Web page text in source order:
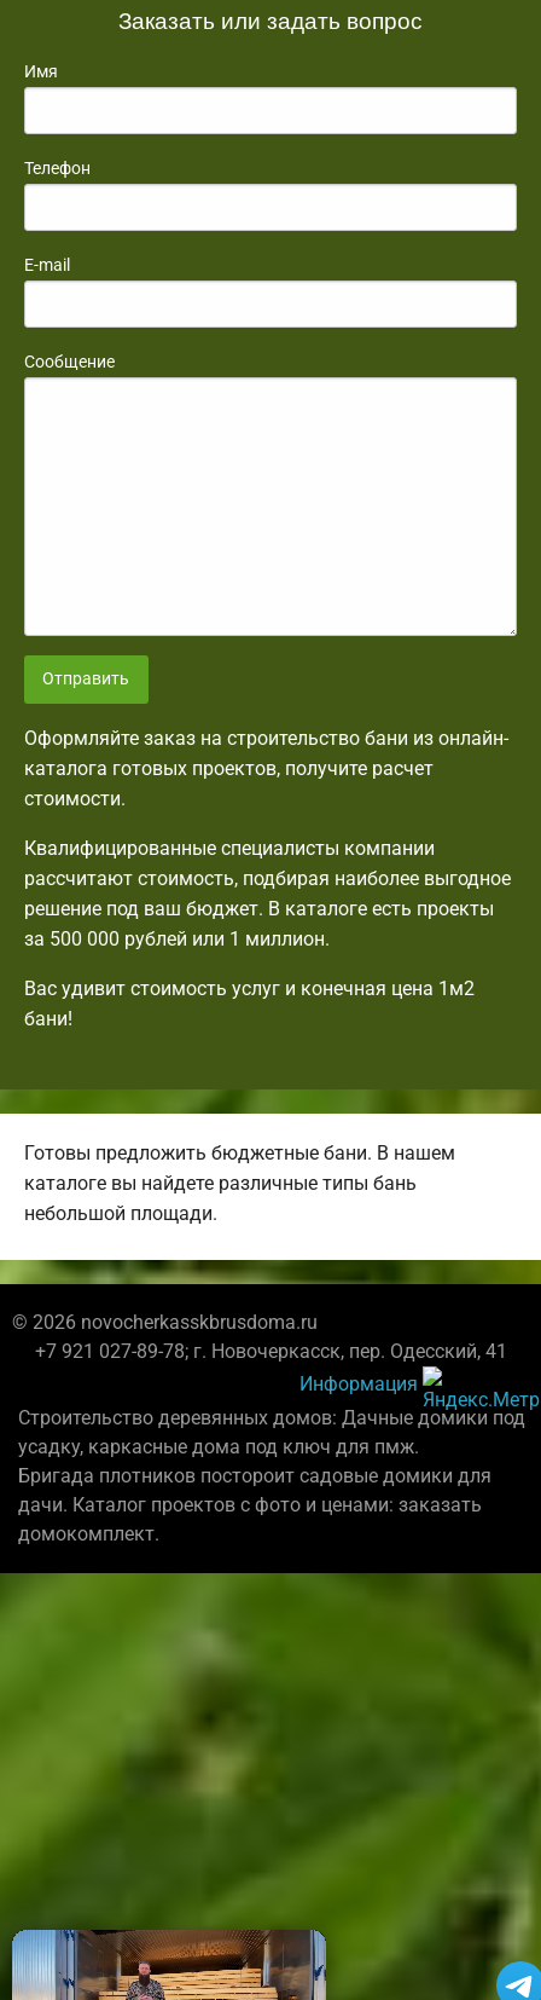
Заказать или задать вопрос
Имя
Телефон
E-mail
Сообщение
Отправить
Оформляйте заказ на строительство бани из онлайн-
каталога готовых проектов, получите расчет
стоимости.
Квалифицированные специалисты компании
рассчитают стоимость, подбирая наиболее выгодное
решение под ваш бюджет. В каталоге есть проекты
за 500 000 рублей или 1 миллион.
Вас удивит стоимость услуг и конечная цена 1м2
бани!
Готовы предложить бюджетные бани. В нашем
каталоге вы найдете различные типы бань
небольшой площади.
© 2026 novocherkasskbrusdoma.ru
+7 921 027-89-78; г. Новочеркасск, пер. Одесский, 41
Информация
Строительство деревянных домов: Дачные домики под
усадку, каркасные дома под ключ для пмж.
Бригада плотников постороит садовые домики для
дачи. Каталог проектов с фото и ценами: заказать
домокомплект.